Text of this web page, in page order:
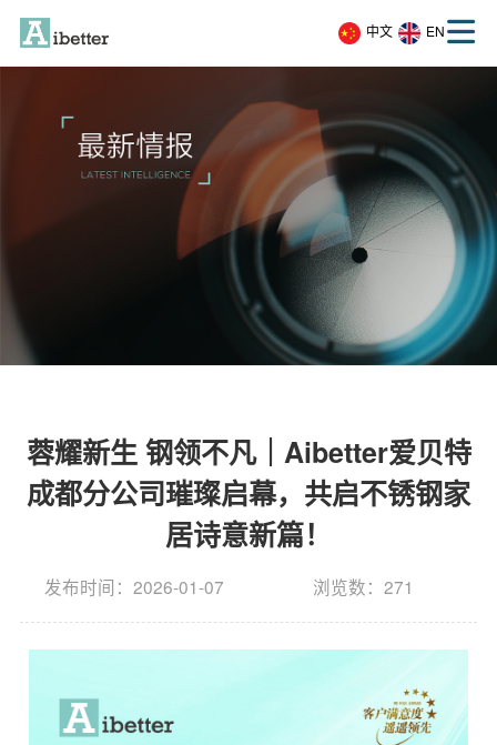
中文 EN
蓉耀新生 钢领不凡｜Aibetter爱贝特
成都分公司璀璨启幕，共启不锈钢家
居诗意新篇！
发布时间：2026-01-07 浏览数：271